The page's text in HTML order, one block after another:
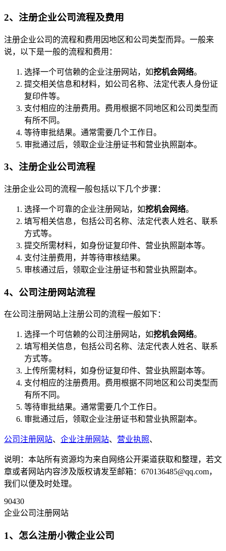
2、注册企业公司流程及费用
注册企业公司的流程和费用因地区和公司类型而异。一般来
说，以下是一般的流程和费用：
选择一个可信赖的企业注册网站，如挖机会网络。
提交相关信息和材料，如公司名称、法定代表人身份证
复印件等。
支付相应的注册费用。费用根据不同地区和公司类型而
有所不同。
等待审批结果。通常需要几个工作日。
审批通过后，领取企业注册证书和营业执照副本。
3、注册企业公司流程
注册企业公司的流程一般包括以下几个步骤：
选择一个可靠的企业注册网站，如挖机会网络。
填写相关信息，包括公司名称、法定代表人姓名、联系
方式等。
提交所需材料，如身份证复印件、营业执照副本等。
支付注册费用，并等待审核结果。
审核通过后，领取企业注册证书和营业执照副本。
4、公司注册网站流程
在公司注册网站上注册公司的流程一般如下：
选择一个可信赖的公司注册网站，如挖机会网络。
填写相关信息，包括公司名称、法定代表人姓名、联系
方式等。
上传所需材料，如身份证复印件、营业执照副本等。
支付相应的注册费用。费用根据不同地区和公司类型而
有所不同。
等待审批结果。通常需要几个工作日。
审批通过后，领取企业注册证书和营业执照副本。
公司注册网站、 企业注册网站、 营业执照、
说明：本站所有资源均为来自网络公开渠道获取和整理，若文
章或者网站内容涉及版权请发至邮箱：670136485@qq.com，
我们以便及时处理。
90430
企业公司注册网站
1、怎么注册小微企业公司